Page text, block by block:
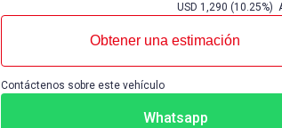
USD 1,290 (10.25%)
Obtener una estimación
Contáctenos sobre este vehículo
Whatsapp